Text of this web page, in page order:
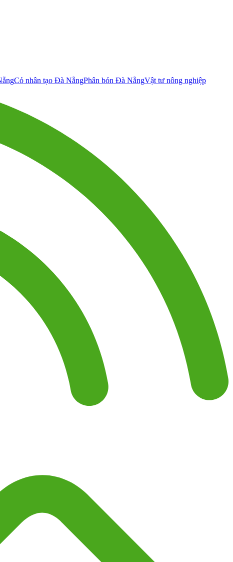
Cỏ nhân tạo Đà NẵngPhân bón Đà NẵngVật tư nông nghiệp